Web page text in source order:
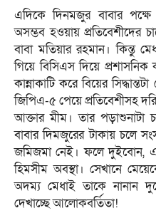
এদিকে দিনমজুর বাবার পক্ষে
অসম্ভব হওয়ায় প্রতিবেশীদের
বাবা মতিয়ার রহমান। কিন্তু
গিয়ে বিসিএস দিয়ে
কান্নাকাটি করে বিয়ের
জিপিএ-৫ পেয়ে প্রতিবেশীসহ
আক্তার মীম। তার পড়াশুনাটা
বাবার দিমজুরের টাকায় চলে
জমিজমা নেই। ফলে দুইবোন,
হিমসীম অবস্থা। সেখানে
অদম্য মেধাই তাকে নানান
দেখাচ্ছে আলোকবর্তিতা!